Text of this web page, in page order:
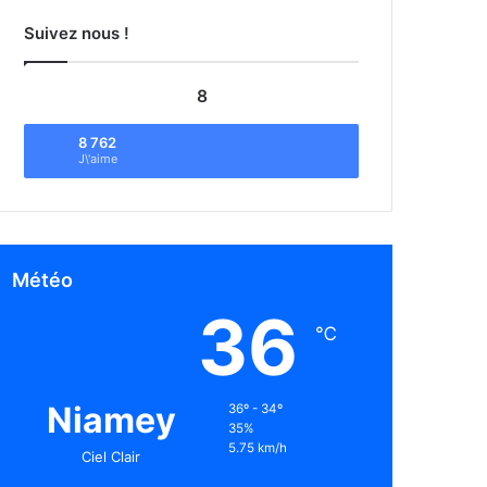
Suivez nous !
8
8 762
J\'aime
Météo
Niamey
Ciel Clair
36 ℃
36º - 34º
35%
5.75 km/h